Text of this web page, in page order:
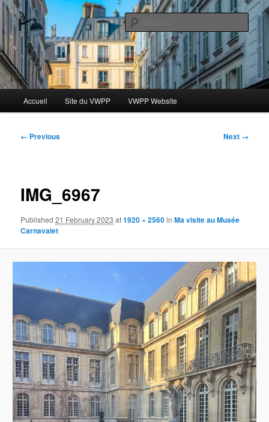
Skip
primary
contentBlog VWPP
Le blog des étudiants du Vassar-Wesleyan Programme à Paris
Accueil Site du VWPP VWPP Website
Image
← Previous Next →
IMG_6967
Published21 February 2023 at1920 × 2560inMa visite au Musée
Carnavalet